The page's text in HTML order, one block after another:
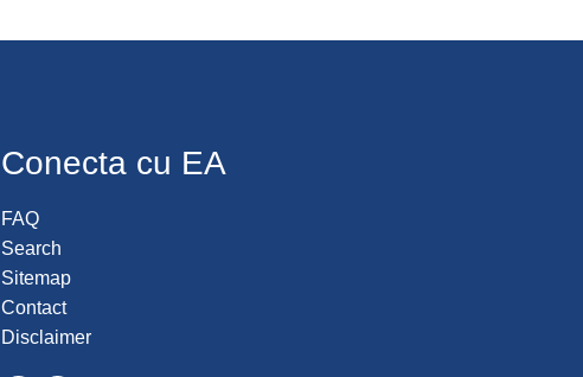
Conecta cu EA
FAQ
Search
Sitemap
Contact
Disclaimer